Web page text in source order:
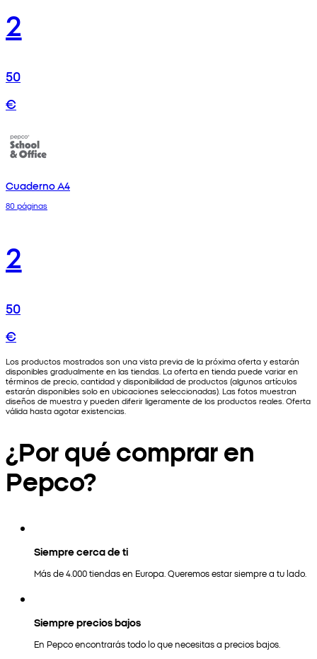
2
50
€
Cuaderno A4
80 páginas
2
50
€
Los productos mostrados son una vista previa de la próxima oferta y estarán
disponibles gradualmente en las tiendas. La oferta en tienda puede variar en
términos de precio, cantidad y disponibilidad de productos (algunos artículos
estarán disponibles solo en ubicaciones seleccionadas). Las fotos muestran
diseños de muestra y pueden diferir ligeramente de los productos reales. Oferta
válida hasta agotar existencias.
¿Por qué comprar en
Pepco?
Siempre cerca de ti
Más de 4.000 tiendas en Europa. Queremos estar siempre a tu lado.
Siempre precios bajos
En Pepco encontrarás todo lo que necesitas a precios bajos.